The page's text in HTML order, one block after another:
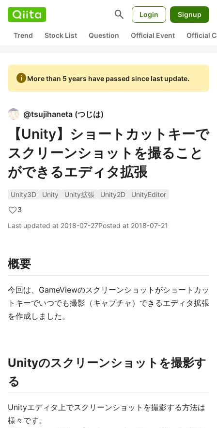
search Login Signup
Trend Stock List Question Official Event Official
infoMore than 5 years have passed since last update.
@tsujihaneta (つじは)
【Unity】ショートカットキーで
スクリーンショットを撮ること
ができるエディタ拡張
Unity3D Unity Unity拡張 Unity2D
UnityEditor
3
Last updated at 2018-07-27Posted at 2018-07-21
概要
今回は、GameViewのスクリーンショットがショートカッ
トキーでいつでも撮影（キャプチャ）できるエディタ拡張
を作成しました。
Unityのスクリーンショットを撮影す
る
Unityエディタ上でスクリーンショットを撮影する方法は
様々です。